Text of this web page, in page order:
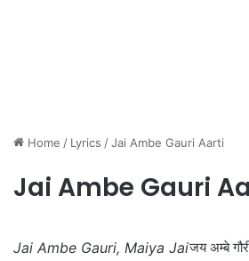
Home / Lyrics /Jai Ambe Gauri Aarti
Jai Ambe Gauri
Jai Ambe Gauri, Maiya Jaiजय अम्बे